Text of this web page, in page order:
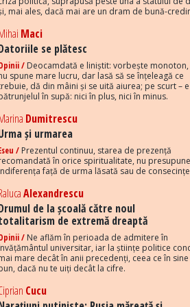
mai ales, dacă mai are un dram de bună-
Maci
se plătesc
/ Deocamdată e liniștit: vorbește monoton,
spune mare lucru, dar lasă să se înțeleagă ce
dă din mâini și se uită aiurea; pe scurt –
în supă: nici în plus, nici în minus.
Dumitrescu
și urmarea
/ Prezentul continuu, starea de prezență
în orice spiritualitate, nu presupune
față de urma lăsată sau de
Alexandrescu
de la școală către noul
de extremă dreaptă
/ Ne aflăm în perioada de admitere în
universitar, iar la științe politice
mare decât în anii precedenți, ceea ce în
dacă nu te uiți decât la cifre.
Cucu